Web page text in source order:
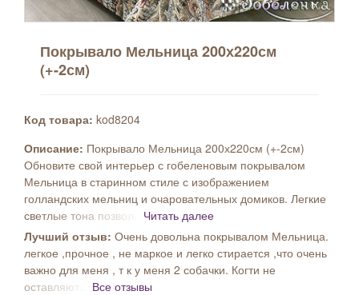
Покрывало Мельница 200х220см
(+-2см)
Код товара: kod8204
Описание: Покрывало Мельница 200х220см (+-2см)
Обновите свой интерьер с гобеленовым покрывалом
Мельница в старинном стиле с изображением
голландских мельниц и очаровательных домиков. Легкие
светлые тона позвол... Читать далее
Лучший отзыв: Очень довольна покрывалом Мельница.
легкое ,прочное , не маркое и легко стирается ,что очень
важно для меня , т к у меня 2 собачки. Когти не
оставляют... Все отзывы